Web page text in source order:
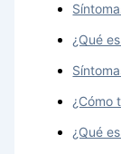
¿Qué
¿Cómo
¿Qué